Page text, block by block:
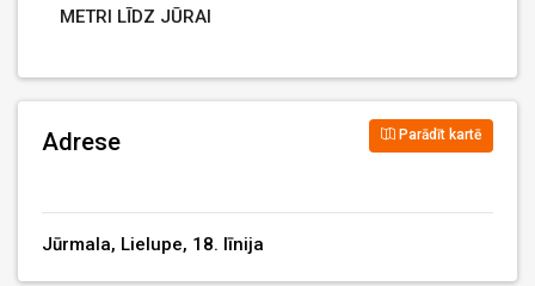
METRI LĪDZ JŪRAI
Adrese Parādīt kartē
Jūrmala, Lielupe, 18. līnija